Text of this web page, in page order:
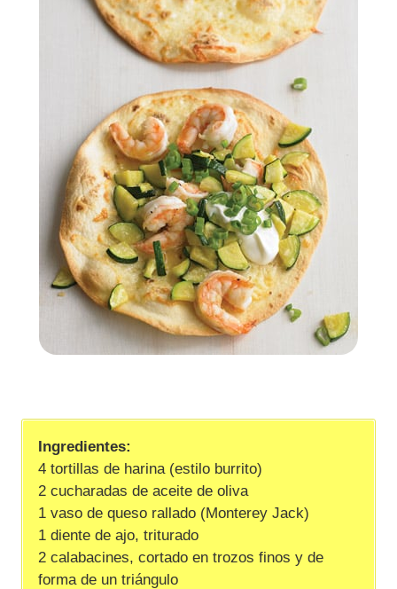
Ingredientes:
4 tortillas de harina (estilo burrito)
2 cucharadas de aceite de oliva
1 vaso de queso rallado (Monterey Jack)
1 diente de ajo, triturado
2 calabacines, cortado en trozos finos y de
forma de un triángulo